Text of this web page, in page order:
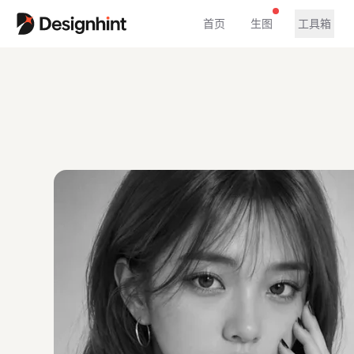
首页 生图 工具箱